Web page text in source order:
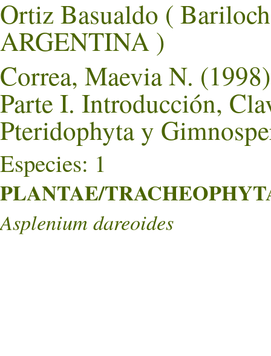
Ortiz Basualdo (
ARGENTINA )
Correa, Maevia N.
Parte I. Introducción,
Pteridophyta y
Especies: 1
PLANTAE/
Asplenium dareoides